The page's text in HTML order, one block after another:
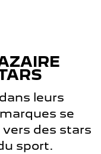
leurs
se
des stars
sport.